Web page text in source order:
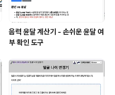
음력 윤달 계산기 - 손쉬운 윤달 여
부 확인 도구